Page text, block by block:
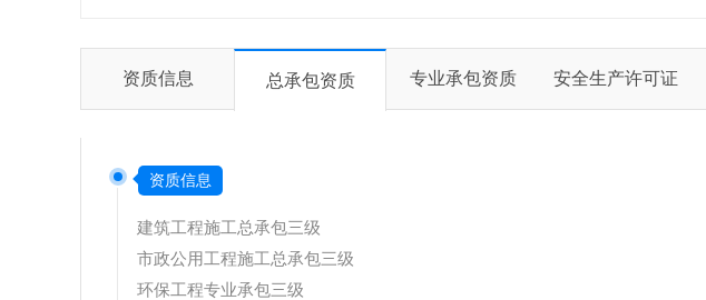
资质信息 总承包资质 专业承包资质 安全生产许可证
资质信息
建筑工程施工总承包三级
市政公用工程施工总承包三级
环保工程专业承包三级